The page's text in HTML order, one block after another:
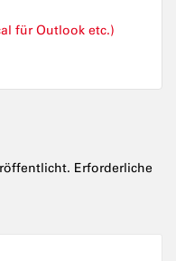
für Outlook etc.)
Erforderliche